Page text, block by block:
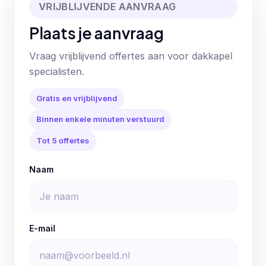
VRIJBLIJVENDE AANVRAAG
Plaats je aanvraag
Vraag vrijblijvend offertes aan voor dakkapel
specialisten.
Gratis en vrijblijvend
Binnen enkele minuten verstuurd
Tot 5 offertes
Naam
E-mail